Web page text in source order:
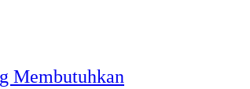
Membutuhkan